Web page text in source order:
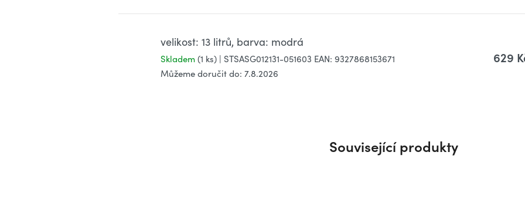
velikost: 13 litrů, barva: modrá
Skladem (1 ks) | STSASG012131-051603 EAN: 9327868153671
Můžeme doručit do: 7.8.2026
629
Související produkty